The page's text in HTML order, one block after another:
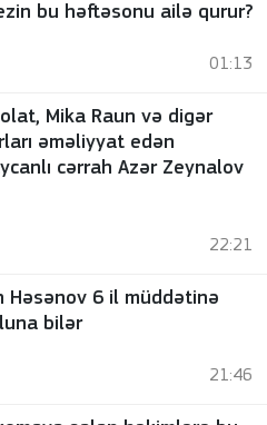
bu həftəsonu ailə qurur?
01:13
Mika Raun və digər
əməliyyat edən
cərrah Azər Zeynalov
22:21
Həsənov 6 il müddətinə
bilər
21:46